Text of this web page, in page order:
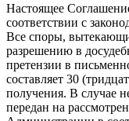
Настоящее
соответствии с
Все споры,
разрешению в
претензии в
составляет 30
получения. В случае
передан на